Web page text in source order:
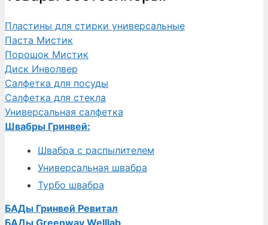
Пластины для стирки универсальные
Паста Мистик
Порошок Мистик
Диск Инволвер
Салфетка для посуды
Салфетка для стекла
Универсальная салфетка
Швабры Гринвей:
Швабра с распылителем
Универсальная швабра
Турбо швабра
БАДы Гринвей Ревитал